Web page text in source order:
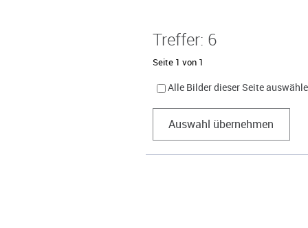
Treffer: 6
Seite 1 von 1
Alle Bilder dieser Seite
Auswahl übernehmen